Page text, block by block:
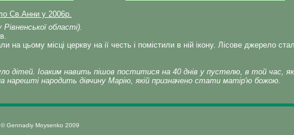
Св.Анни у 2006р.
області).
цьому місці церкву на ії честь і помістили в ній ікону. Лісове джерело
дітей. Іоаким навить пішов поститися на 40 днів у пустелю, в той час,
нарешті народить дівчину Марію, якій призначено стати матір'ю божою.
Gennadiy Moysenko 2009